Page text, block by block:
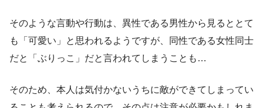
そのような言動や行動は、異性である男性から見るととて
も「可愛い」と思われるようですが、同性である女性同士
だと「ぶりっこ」だと言われてしまうことも…
そのため、本人は気付かないうちに敵ができてしまってい